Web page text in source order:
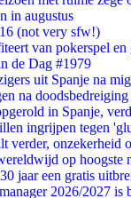
in augustus
(not very sfw!)
van pokerspel
de Dag #1979
uit Spanje na
na
in Spanje,
ingrijpen tegen
verder, onzekerheid
op hoogste
jaar een gratis
2026/2027 is